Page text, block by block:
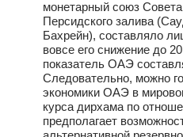
монетарный союз Совета
Персидского залива
Бахрейн), составляло
вовсе его снижение до
показатель ОАЭ
Следовательно, можно
экономики ОАЭ в
курса дирхама по
предполагает